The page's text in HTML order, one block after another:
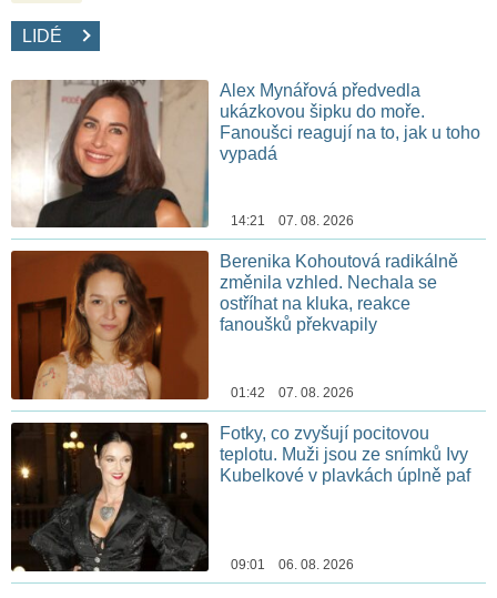
LIDÉ
Alex Mynářová předvedla
ukázkovou šipku do moře.
Fanoušci reagují na to, jak u toho
vypadá
14:21 07. 08. 2026
Berenika Kohoutová radikálně
změnila vzhled. Nechala se
ostříhat na kluka, reakce
fanoušků překvapily
01:42 07. 08. 2026
Fotky, co zvyšují pocitovou
teplotu. Muži jsou ze snímků Ivy
Kubelkové v plavkách úplně paf
09:01 06. 08. 2026